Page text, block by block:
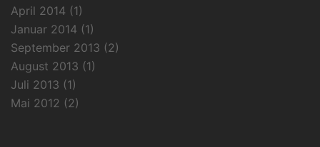
April 2014 (1)
Januar 2014 (1)
September 2013 (2)
August 2013 (1)
Juli 2013 (1)
Mai 2012 (2)